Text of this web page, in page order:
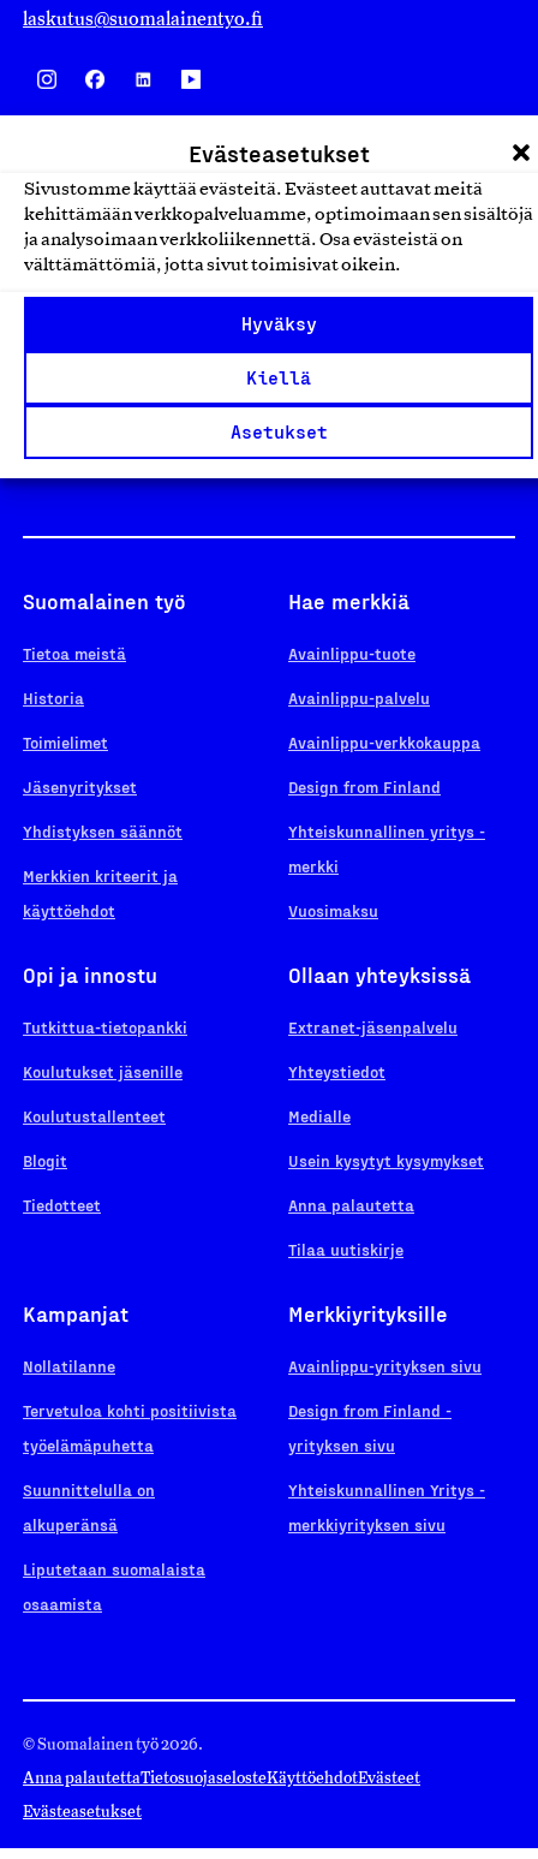
Evästeasetukset
Sivustomme käyttää evästeitä. Evästeet auttavat meitä
kehittämään verkkopalveluamme, optimoimaan sen sisältöjä
ja analysoimaan verkkoliikennettä. Osa evästeistä on
välttämättömiä, jotta sivut toimisivat oikein.
Hyväksy
Kiellä
Asetukset
laskutus@suomalainentyo.fi
Design From Finland
Yhteiskunnallinen Yritys -merkki
Suomalainen työ
Tietoa meistä
Historia
Toimielimet
Jäsenyritykset
Yhdistyksen säännöt
Merkkien kriteerit ja
käyttöehdot
Hae merkkiä
Avainlippu-tuote
Avainlippu-palvelu
Avainlippu-verkkokauppa
Design from Finland
Yhteiskunnallinen yritys -
merkki
Vuosimaksu
Opi ja innostu
Tutkittua-tietopankki
Koulutukset jäsenille
Koulutustallenteet
Blogit
Tiedotteet
Ollaan yhteyksissä
Extranet-jäsenpalvelu
Yhteystiedot
Medialle
Usein kysytyt kysymykset
Anna palautetta
Tilaa uutiskirje
Kampanjat
Nollatilanne
Tervetuloa kohti positiivista
työelämäpuhetta
Suunnittelulla on
alkuperänsä
Liputetaan suomalaista
osaamista
Merkkiyrityksille
Avainlippu-yrityksen sivu
Design from Finland -
yrityksen sivu
Yhteiskunnallinen Yritys -
merkkiyrityksen sivu
© Suomalainen työ 2026.
Anna palautettaTietosuojaselosteKäyttöehdotEvästeet
Evästeasetukset